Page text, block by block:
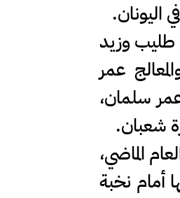
طليب وزيد
عمر
سلمان،
شعبان.
الماضي،
أمام نخبة